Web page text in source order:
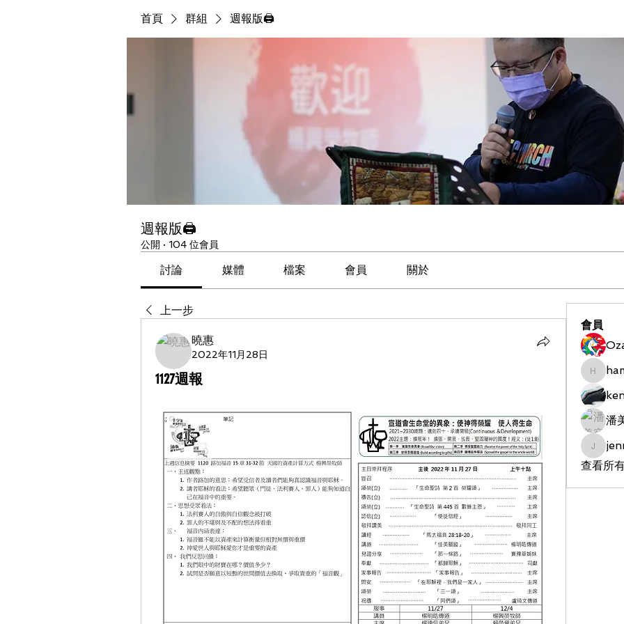
首頁 群組 週報版🖨
週報版🖨
公開 · 104 位會員
討論 媒體 檔案 會員 關於
上一步
曉惠
2022年11月28日
1127週報
會員
潘
查看所